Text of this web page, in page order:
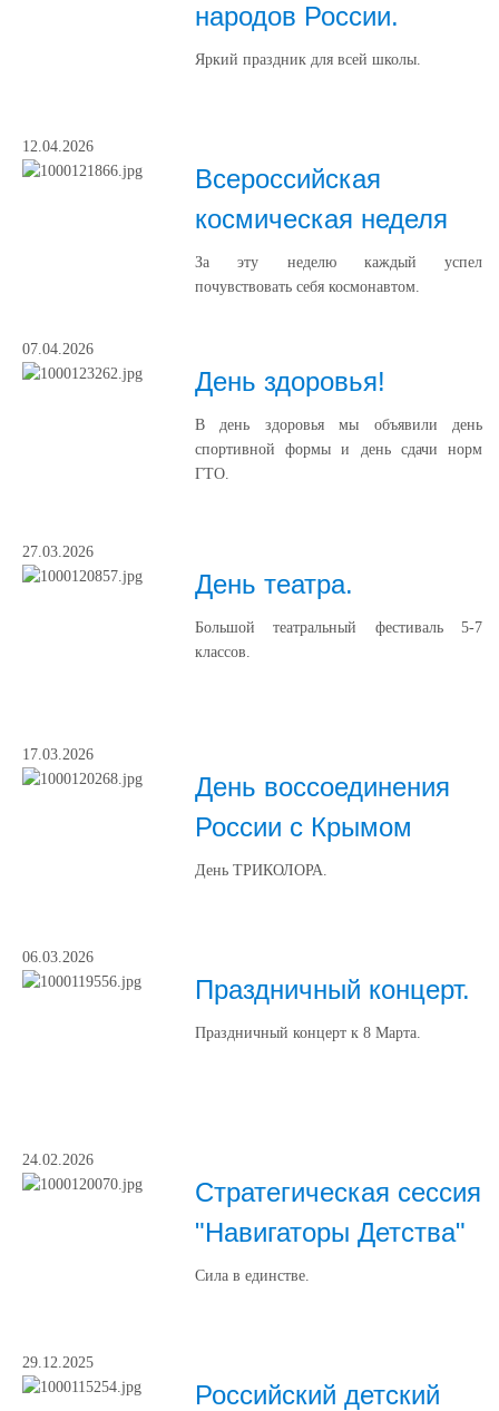
народов России.
Яркий праздник для всей школы.
12.04.2026
Всероссийская
космическая неделя
За эту неделю каждый успел
почувствовать себя космонавтом.
07.04.2026
День здоровья!
В день здоровья мы объявили день
спортивной формы и день сдачи норм
ГТО.
27.03.2026
День театра.
Большой театральный фестиваль 5-7
классов.
17.03.2026
День воссоединения
России с Крымом
День ТРИКОЛОРА.
06.03.2026
Праздничный концерт.
Праздничный концерт к 8 Марта.
24.02.2026
Стратегическая сессия
"Навигаторы Детства"
Сила в единстве.
29.12.2025
Российский детский